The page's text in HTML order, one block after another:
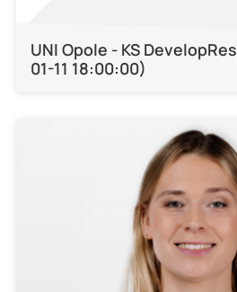
UNI Opole - KS
01-11 18:00:00)